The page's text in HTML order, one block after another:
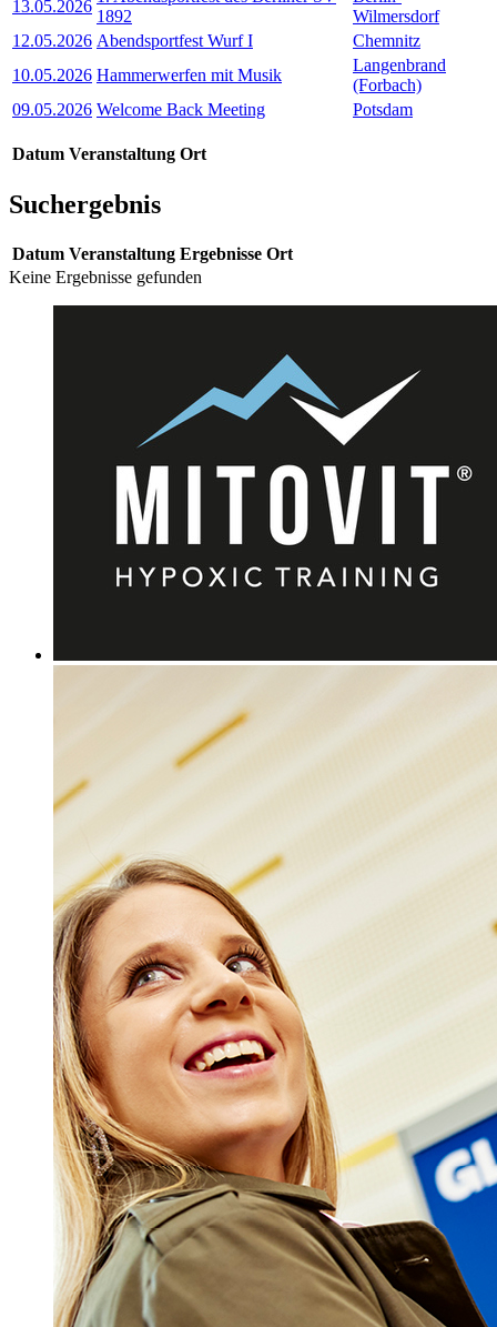
13.05.2026
1892
Wilmersdorf
12.05.2026 Abendsportfest Wurf I
Chemnitz
10.05.2026 Hammerwerfen mit Musik
Langenbrand
(Forbach)
09.05.2026 Welcome Back Meeting Potsdam
Datum Veranstaltung Ort
Suchergebnis
Datum Veranstaltung Ergebnisse Ort
Keine Ergebnisse gefunden